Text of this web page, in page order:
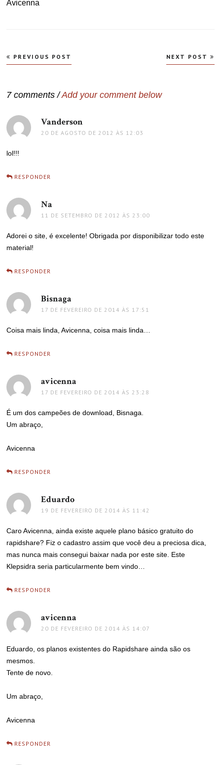
Avicenna
Navegação
de
PREVIOUS POST NEXT POST
7 comments /Add your comment below
Vanderson
20 DE AGOSTO DE 2012 ÀS 12:03
lol!!!
RESPONDER
Na
11 DE SETEMBRO DE 2012 ÀS 23:00
Adorei o site, é excelente! Obrigada por disponibilizar todo este
material!
RESPONDER
Bisnaga
17 DE FEVEREIRO DE 2014 ÀS 17:51
Coisa mais linda, Avicenna, coisa mais linda…
RESPONDER
avicenna
17 DE FEVEREIRO DE 2014 ÀS 23:28
É um dos campeões de download, Bisnaga.
Um abraço,
Avicenna
RESPONDER
Eduardo
19 DE FEVEREIRO DE 2014 ÀS 11:42
Caro Avicenna, ainda existe aquele plano básico gratuito do
rapidshare? Fiz o cadastro assim que você deu a preciosa dica,
mas nunca mais consegui baixar nada por este site. Este
Klepsidra seria particularmente bem vindo…
RESPONDER
avicenna
20 DE FEVEREIRO DE 2014 ÀS 14:07
Eduardo, os planos existentes do Rapidshare ainda são os
mesmos.
Tente de novo.
Um abraço,
Avicenna
RESPONDER